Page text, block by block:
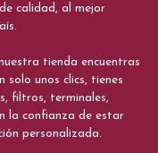
calidad, al mejor
tienda encuentras
solo unos clics, tienes
filtros, terminales,
la confianza de estar
personalizada.